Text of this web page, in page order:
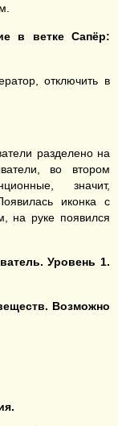
в ветке Сапёр:
отключить в
разделено на
во втором
значит,
иконка с
на руке появился
. Уровень 1.
Возможно
.